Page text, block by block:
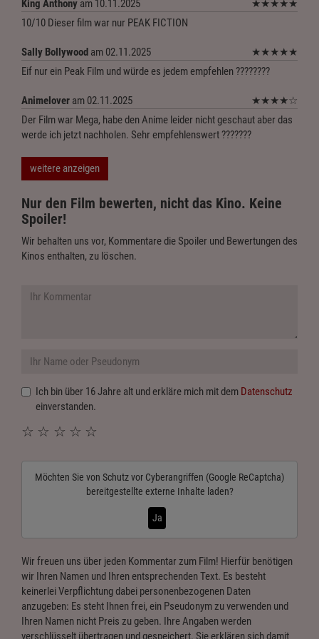
King Anthony am 10.11.2025 ★★★★★
10/10 Dieser film war nur PEAK FICTION
Sally Bollywood am 02.11.2025 ★★★★★
Eif nur ein Peak Film und würde es jedem empfehlen ????????
Animelover am 02.11.2025 ★★★★☆
Der Film war Mega, habe den Anime leider nicht geschaut aber das
werde ich jetzt nachholen. Sehr empfehlenswert ???????
weitere anzeigen
Nur den Film bewerten, nicht das Kino. Keine
Spoiler!
Wir behalten uns vor, Kommentare die Spoiler und Bewertungen des
Kinos enthalten, zu löschen.
Ich bin über 16 Jahre alt und erkläre mich mit dem Datenschutz
einverstanden.
☆
☆
☆
☆
☆
Möchten Sie von Schutz vor Cyberangriffen (Google ReCaptcha)
bereitgestellte externe Inhalte laden?
Ja
Wir freuen uns über jeden Kommentar zum Film! Hierfür benötigen
wir Ihren Namen und Ihren entsprechenden Text. Es besteht
keinerlei Verpflichtung dabei personenbezogenen Daten
anzugeben: Es steht Ihnen frei, ein Pseudonym zu verwenden und
Ihren Namen nicht Preis zu geben. Ihre Angaben werden
verschlüsselt übertragen und gespeichert. Sie erklären sich damit